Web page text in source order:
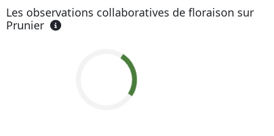
Les observations collaboratives de floraison sur
Prunier